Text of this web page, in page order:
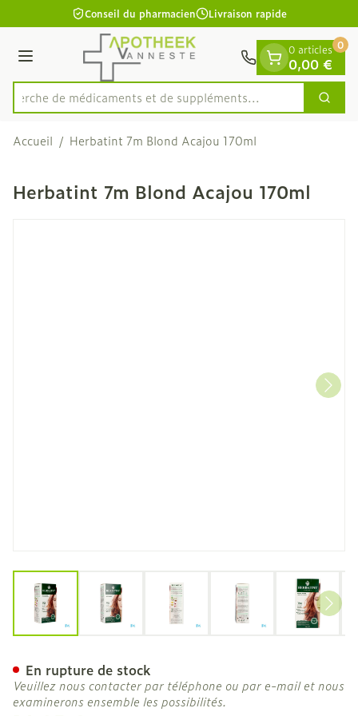
Aller au contenu
1 de 1
Conseil du pharmacien Livraison rapide
Menu
Rechercherde médicaments et de suppléments...
0 articles
0,00 €
0
Accueil / Herbatint 7m Blond Acajou 170ml
Herbatint 7m Blond Acajou 170ml
View larger imageView larger imageView larger imageView larger image
View
En rupture de stock
Veuillez nous contacter par téléphone ou par e-mail et nous
examinerons ensemble les possibilités.